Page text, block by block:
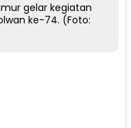
gelar kegiatan
ke-74. (Foto: